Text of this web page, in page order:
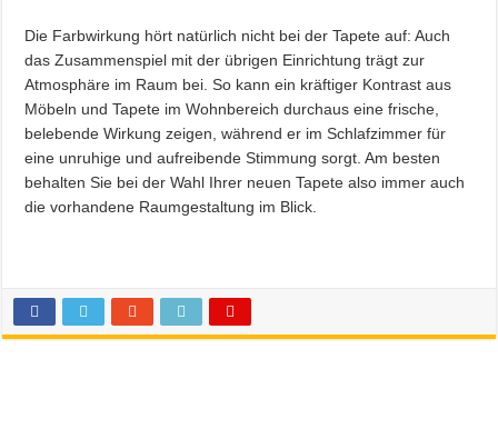
Die Farbwirkung hört natürlich nicht bei der Tapete auf: Auch
das Zusammenspiel mit der übrigen Einrichtung trägt zur
Atmosphäre im Raum bei. So kann ein kräftiger Kontrast aus
Möbeln und Tapete im Wohnbereich durchaus eine frische,
belebende Wirkung zeigen, während er im Schlafzimmer für
eine unruhige und aufreibende Stimmung sorgt. Am besten
behalten Sie bei der Wahl Ihrer neuen Tapete also immer auch
die vorhandene Raumgestaltung im Blick.